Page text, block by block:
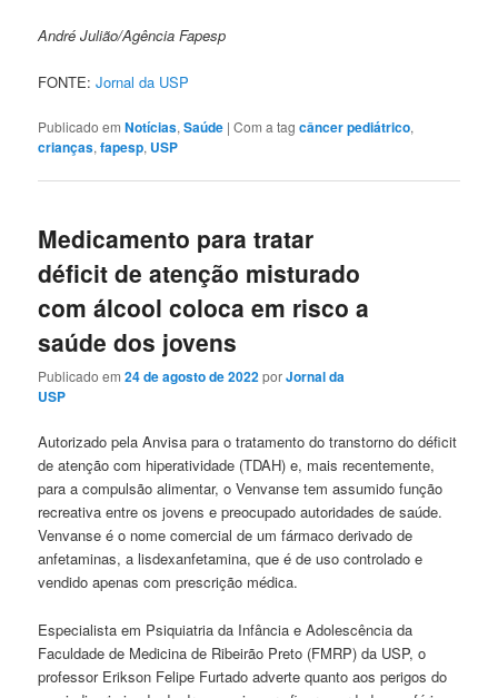
André Julião/Agência Fapesp
FONTE:Jornal da USP
Publicado em Notícias,Saúde |Com a tagcâncer pediátrico,
crianças,fapesp, USP
Medicamento para tratar
déficit de atenção misturado
com álcool coloca em risco a
saúde dos jovens
Publicado em24 de agosto de 2022porJornal da
USP
Autorizado pela Anvisa para o tratamento do transtorno do déficit
de atenção com hiperatividade (TDAH) e, mais recentemente,
para a compulsão alimentar, o Venvanse tem assumido função
recreativa entre os jovens e preocupado autoridades de saúde.
Venvanse é o nome comercial de um fármaco derivado de
anfetaminas, a lisdexanfetamina, que é de uso controlado e
vendido apenas com prescrição médica.
Especialista em Psiquiatria da Infância e Adolescência da
Faculdade de Medicina de Ribeirão Preto (FMRP) da USP, o
professor Erikson Felipe Furtado adverte quanto aos perigos do